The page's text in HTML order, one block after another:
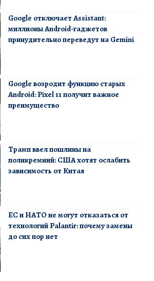
Google отключает Assistant:
миллионы Android-гаджетов
принудительно переведут на Gemini
Google возродит функцию старых
Android: Pixel 11 получит важное
преимущество
Трамп ввел пошлины на
поликремний: США хотят ослабить
зависимость от Китая
ЕС и НАТО не могут отказаться от
технологий Palantir: почему замены
до сих пор нет